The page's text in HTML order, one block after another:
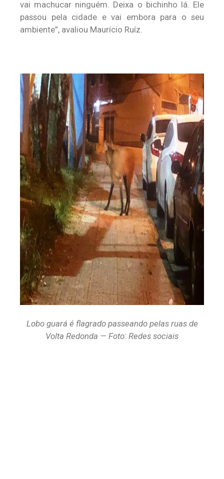
vai machucar ninguém. Deixa o bichinho lá. Ele
passou pela cidade e vai embora para o seu
ambiente”, avaliou Maurício Ruíz.
Lobo guará é flagrado passeando pelas ruas de
Volta Redonda — Foto: Redes sociais